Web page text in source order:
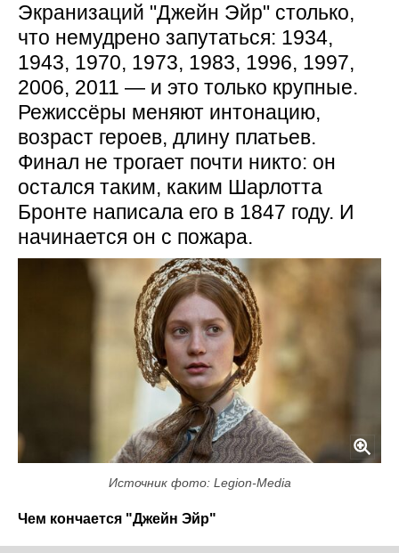
Экранизаций "Джейн Эйр" столько,
что немудрено запутаться: 1934,
1943, 1970, 1973, 1983, 1996, 1997,
2006, 2011 — и это только крупные.
Режиссёры меняют интонацию,
возраст героев, длину платьев.
Финал не трогает почти никто: он
остался таким, каким Шарлотта
Бронте написала его в 1847 году. И
начинается он с пожара.
Источник фото: Legion-Media
Чем кончается "Джейн Эйр"